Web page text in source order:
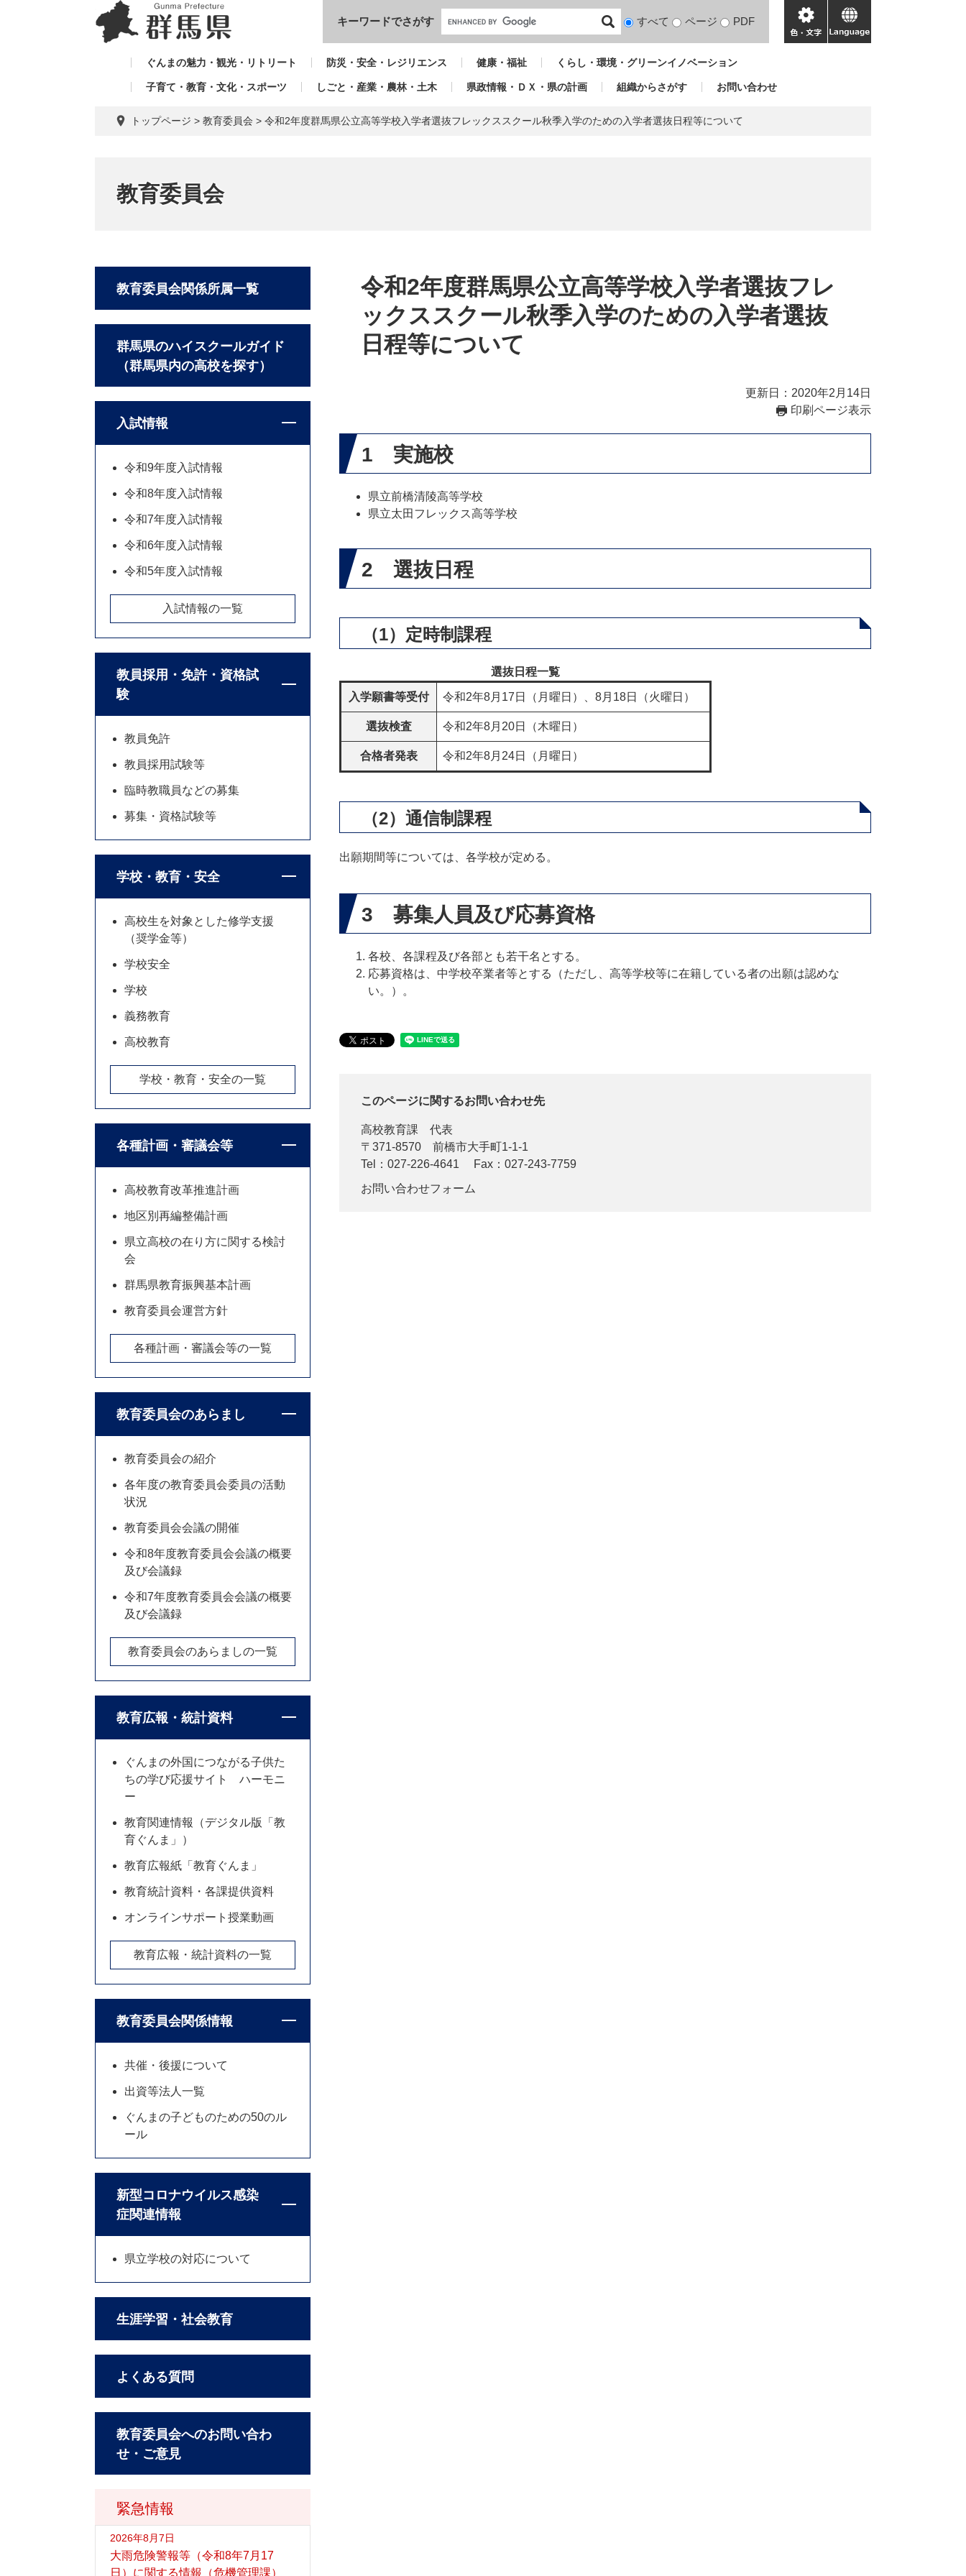
本文へ
キーワードでさがす
検
対
すべて ページ PDF
色・
文
language
ぐんまの魅力・観光・リトリート 防災・安全・レジリエンス 健康・福祉 くらし・環境・グリーンイノベーション
子育て・教育・文化・スポーツ しごと・産業・農林・土木 県政情報・ＤＸ・県の計画 組織からさがす お問い合わせ
トップページ > 教育委員会 > 令和2年度群馬県公立高等学校入学者選抜フレックススクール秋季入学のための入学者選抜日程等について
教育委員会
令和2年度群馬県公立高等学校入学者選抜フレ
ックススクール秋季入学のための入学者選抜
日程等について
更新日：2020年2月14日
印刷ページ表示
1 実施校
県立前橋清陵高等学校
県立太田フレックス高等学校
2 選抜日程
（1）定時制課程
選抜日程一覧
入学願書等受付 令和2年8月17日（月曜日）、8月18日（火曜日）
選抜検査 令和2年8月20日（木曜日）
合格者発表 令和2年8月24日（月曜日）
（2）通信制課程
出願期間等については、各学校が定める。
3 募集人員及び応募資格
各校、各課程及び各部とも若干名とする。
応募資格は、中学校卒業者等とする（ただし、高等学校等に在籍している者の出願は認めな
い。）。
このページに関するお問い合わせ先
高校教育課
代表
〒371-8570
前橋市大手町1-1-1
Tel：027-226-4641
Fax：027-243-7759
お問い合わせフォーム
緊急情報
2026年8月7日
大雨危険警報等（令和8年7月17
日）に関する情報（危機管理課）
教育委員会関係所属一覧
群馬県のハイスクールガイド
（群馬県内の高校を探す）
入試情報
令和9年度入試情報
令和8年度入試情報
令和7年度入試情報
令和6年度入試情報
令和5年度入試情報
入試情報の一覧
教員採用・免許・資格試
験
教員免許
教員採用試験等
臨時教職員などの募集
募集・資格試験等
学校・教育・安全
高校生を対象とした修学支援
（奨学金等）
学校安全
学校
義務教育
高校教育
学校・教育・安全の一覧
各種計画・審議会等
高校教育改革推進計画
地区別再編整備計画
県立高校の在り方に関する検討
会
群馬県教育振興基本計画
教育委員会運営方針
各種計画・審議会等の一覧
教育委員会のあらまし
教育委員会の紹介
各年度の教育委員会委員の活動
状況
教育委員会会議の開催
令和8年度教育委員会会議の概要
及び会議録
令和7年度教育委員会会議の概要
及び会議録
教育委員会のあらましの一覧
教育広報・統計資料
ぐんまの外国につながる子供た
ちの学び応援サイト ハーモニ
ー
教育関連情報（デジタル版「教
育ぐんま」）
教育広報紙「教育ぐんま」
教育統計資料・各課提供資料
オンラインサポート授業動画
教育広報・統計資料の一覧
教育委員会関係情報
共催・後援について
出資等法人一覧
ぐんまの子どものための50のル
ール
新型コロナウイルス感染
症関連情報
県立学校の対応について
生涯学習・社会教育
よくある質問
教育委員会へのお問い合わ
せ・ご意見